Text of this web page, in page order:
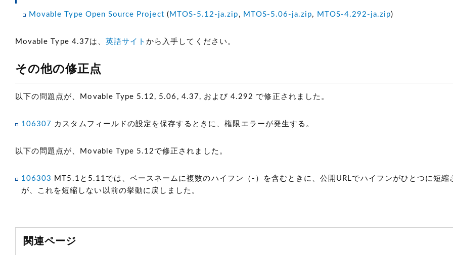
Movable Type Open Source Project ( MTOS-5.12-ja.zip , MTOS-5.06-ja.zip, MTOS-4.292-ja.zip)
Movable Type 4.37は、 英語サイトから入手してください。
その他の修正点
以下の問題点が、Movable Type 5.12, 5.06, 4.37, および 4.292 で修正されました。
106307 カスタムフィールドの設定を保存するときに、権限エラーが発生する。
以下の問題点が、Movable Type 5.12で修正されました。
106303 MT5.1と5.11では、ベースネームに複数のハイフン（-）を含むときに、公開URLでハイフンがひとつに短縮
が、これを短縮しない以前の挙動に戻しました。
関連ページ